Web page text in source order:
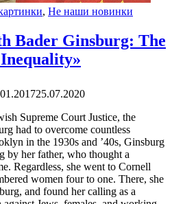
, Не наши новинки
Bader Ginsburg: The
25.07.2020
Supreme Court Justice, the
had to overcome countless
in the 1930s and ’40s, Ginsburg
by her father, who thought a
Regardless, she went to Cornell
women four to one. There, she
and found her calling as a